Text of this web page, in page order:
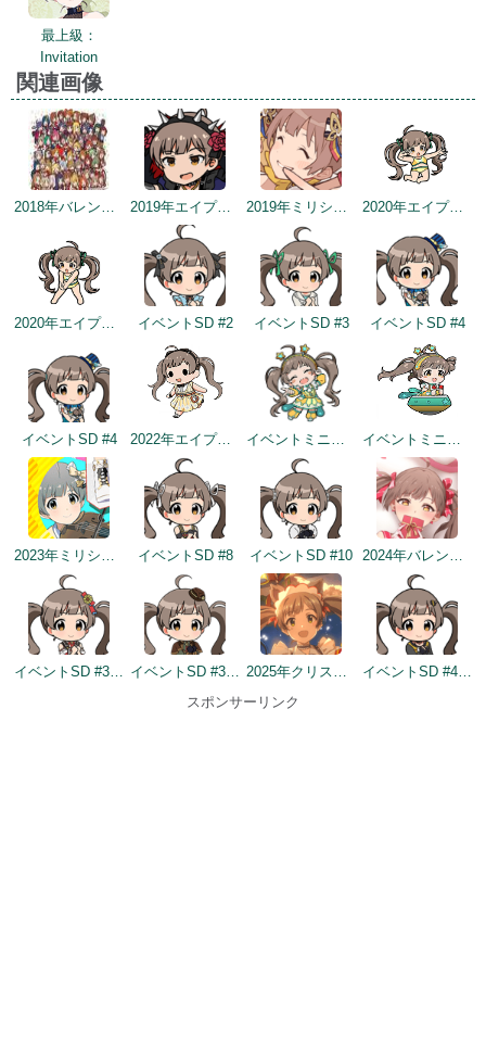
最上級：
Invitation
関連画像
2018年バレンタインデー公式ツイート 2019年エイプリルミニゲーム 2019年ミリシタ2周年カウントダウン（2日前） 2020年エイプリルフールネタ
2020年エイプリルフールネタ イベントSD #2 イベントSD #3 イベントSD #4
イベントSD #4 2022年エイプリルフールネタ イベントミニゲームSD（2022/11/30） イベントミニゲームSD（2022/11/30）
2023年ミリシタ4周年イメージ イベントSD #8 イベントSD #10 2024年バレンタインデートップ画面
イベントSD #334 イベントSD #399 2025年クリスマストップ画面
イベントSD #436
スポンサーリンク